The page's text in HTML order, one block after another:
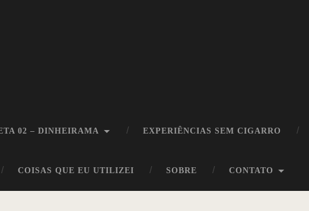
02 – DINHEIRAMA EXPERIÊNCIAS SEM CIGARRO
COISAS QUE EU UTILIZEI SOBRE CONTATO